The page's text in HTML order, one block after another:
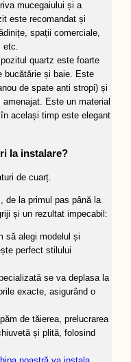
mucegaiului și a
este recomandat și
spații comerciale,
etc.
quartz este foarte
bucătărie și baie. Este
de spate anti stropi) și
Este un material
același timp este elegant
la instalare?
de cuarț.
de la primul pas până la
și un rezultat impecabil:
să alegi modelul și
perfect stilului
se va deplasa la
exacte, asigurând o
de tăierea, prelucrarea
și plită, folosind